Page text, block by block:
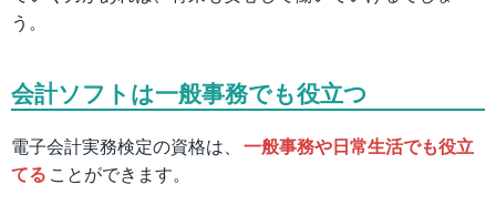
う。
会計ソフトは一般事務でも役立つ
電子会計実務検定の資格は、 一般事務や日常生活でも役立
てる ことができます。